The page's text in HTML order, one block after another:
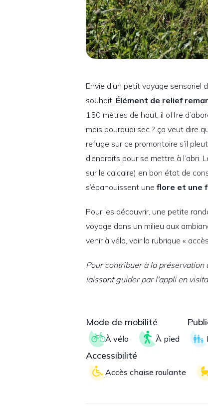
Envie d’un petit voyage sensoriel
souhait. Élément de relief
150 mètres de haut, il offre
mais pourquoi sec ? ça veut dire
refuge sur ce promontoire s’il
d’endroits pour se mettre à l’abri.
sur le calcaire) en bon état de
s’épanouissent une flore et une
Pour les découvrir, une petite
voyage dans un milieu aux
venir à vélo, voir la rubrique «
Pour contribuer à la préservation
laissant guider par l'appli en
Mode de mobilité
À vélo À pied
Accessibilité
Accès chaise roulante